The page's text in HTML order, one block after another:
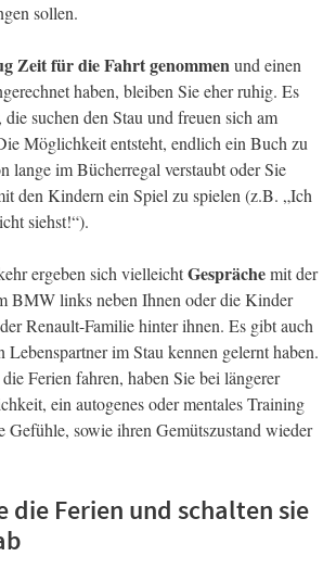
sollen.
Zeit für die Fahrt genommenund einen
haben, bleiben Sie eher ruhig. Es
suchen den Stau und freuen sich am
Möglichkeit entsteht, endlich ein Buch zu
lange im Bücherregal verstaubt oder Sie
den Kindern ein Spiel zu spielen (z.B. „Ich
siehst!“).
ergeben sich vielleichtGesprächemit der
BMW links neben Ihnen oder die Kinder
Renault-Familie hinter ihnen. Es gibt auch
Lebenspartner im Stau kennen gelernt haben.
Ferien fahren, haben Sie bei längerer
ein autogenes oder mentales Training
Gefühle, sowie ihren Gemütszustand wieder
die Ferien und schalten sie